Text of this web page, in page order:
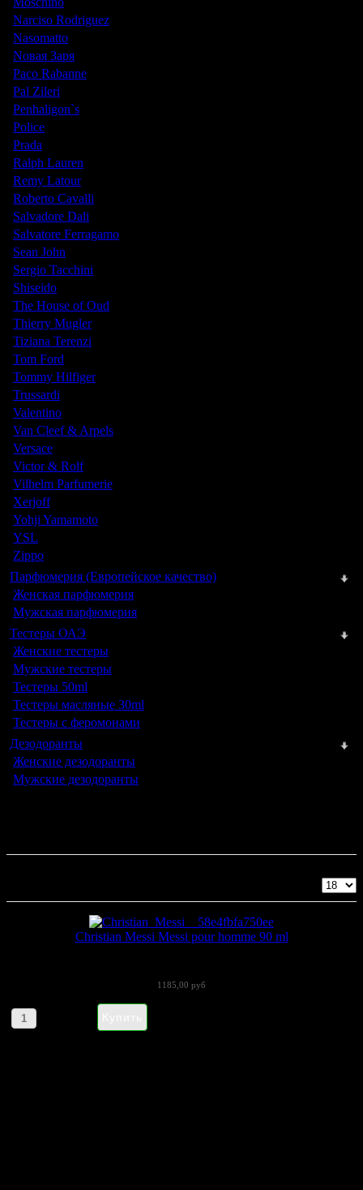
Narciso Rodriguez
Nasomatto
Nовая Заря
Paco Rabanne
Pal Zileri
Penhaligon`s
Police
Prada
Ralph Lauren
Remy Latour
Roberto Cavalli
Salvadore Dali
Salvatore Ferragamo
Sean John
Sergio Tacchini
Shiseido
The House of Oud
Thierry Mugler
Tiziana Terenzi
Tom Ford
Tommy Hilfiger
Trussardi
Valentino
Van Cleef & Arpels
Versace
Victor & Rolf
Vilhelm Parfumerie
Xerjoff
Yohji Yamamoto
YSL
Zippo
Парфюмерия (Европейское качество)
Женская парфюмерия
Мужская парфюмерия
Тестеры ОАЭ
Женские тестеры
Мужские тестеры
Тестеры 50ml
Тестеры масляные 30ml
Тестеры с феромонами
Дезодоранты
Женские дезодоранты
Мужские дезодоранты
Christian Messi Messi pour homme 90 ml
1185,00 руб